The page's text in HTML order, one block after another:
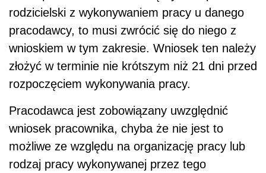
rodzicielski z wykonywaniem pracy u danego
pracodawcy, to musi zwrócić się do niego z
wnioskiem w tym zakresie. Wniosek ten należy
złożyć w terminie nie krótszym niż 21 dni przed
rozpoczęciem wykonywania pracy.
Pracodawca jest zobowiązany uwzględnić
wniosek pracownika, chyba że nie jest to
możliwe ze względu na organizację pracy lub
rodzaj pracy wykonywanej przez tego